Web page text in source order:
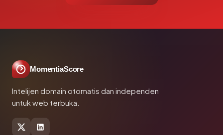
MomentiaScore
Intelijen domain otomatis dan independen
untuk web terbuka.